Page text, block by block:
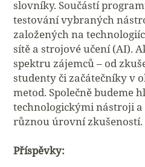
slovníky. Součástí
testování vybraných
založených na
sítě a strojové učení (AI).
spektru zájemců – od
studenty či začátečníky v
metod. Společně budeme
technologickými nástroji
různou úrovní zkušeností.
Příspěvky: